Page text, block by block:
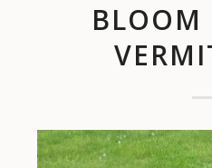
BLOOM